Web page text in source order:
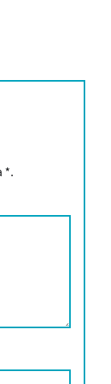
*.